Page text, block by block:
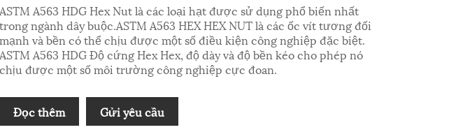
ASTM A563 HDG Hex Nut là các loại hạt được sử dụng phổ biến nhất
trong ngành dây buộc.ASTM A563 HEX HEX NUT là các ốc vít tương đối
mạnh và bền có thể chịu được một số điều kiện công nghiệp đặc biệt.
ASTM A563 HDG Độ cứng Hex Hex, độ dày và độ bền kéo cho phép nó
chịu được một số môi trường công nghiệp cực đoan.
Đọc thêm Gửi yêu cầu